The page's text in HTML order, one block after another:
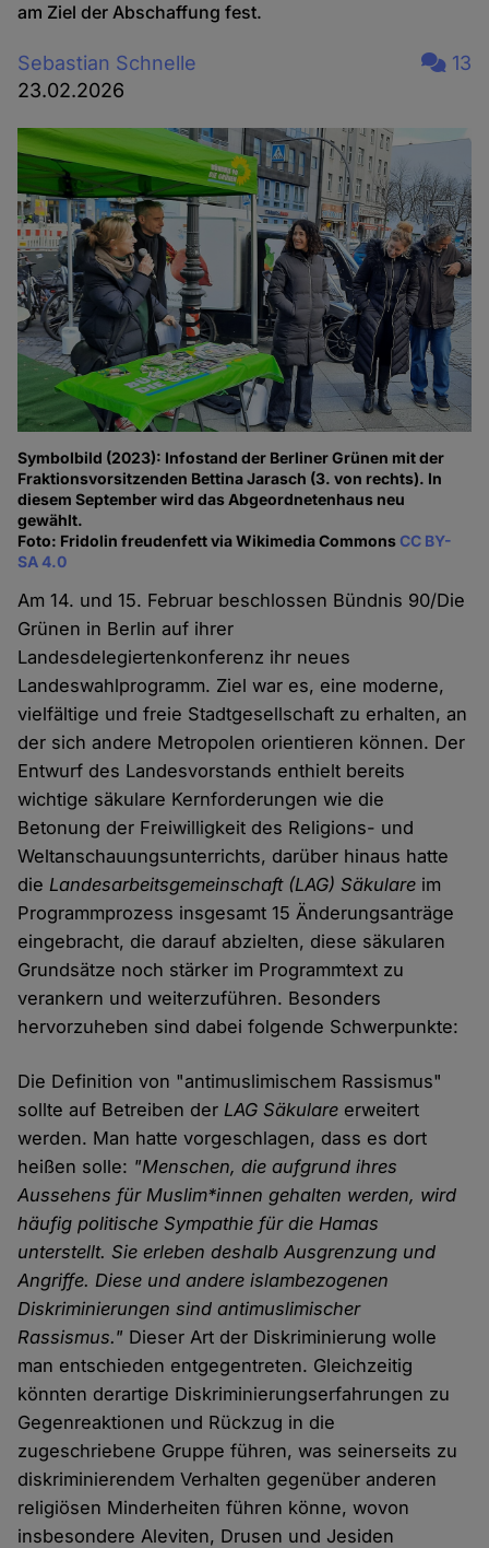
am Ziel der Abschaffung fest.
Sebastian Schnelle
23.02.2026
13
Symbolbild (2023): Infostand der Berliner Grünen mit der
Fraktionsvorsitzenden Bettina Jarasch (3. von rechts). In
diesem September wird das Abgeordnetenhaus neu
gewählt.
Foto: Fridolin freudenfett via Wikimedia CommonsCC BY-
SA 4.0
Am 14. und 15. Februar beschlossen Bündnis 90/Die
Grünen in Berlin auf ihrer
Landesdelegiertenkonferenz ihr neues
Landeswahlprogramm. Ziel war es, eine moderne,
vielfältige und freie Stadtgesellschaft zu erhalten, an
der sich andere Metropolen orientieren können. Der
Entwurf des Landesvorstands enthielt bereits
wichtige säkulare Kernforderungen wie die
Betonung der Freiwilligkeit des Religions- und
Weltanschauungsunterrichts, darüber hinaus hatte
die Landesarbeitsgemeinschaft (LAG) Säkulare im
Programmprozess insgesamt 15 Änderungsanträge
eingebracht, die darauf abzielten, diese säkularen
Grundsätze noch stärker im Programmtext zu
verankern und weiterzuführen. Besonders
hervorzuheben sind dabei folgende Schwerpunkte:
Die Definition von "antimuslimischem Rassismus"
sollte auf Betreiben der LAG Säkulare erweitert
werden. Man hatte vorgeschlagen, dass es dort
heißen solle: "Menschen, die aufgrund ihres
Aussehens für Muslim*innen gehalten werden, wird
häufig politische Sympathie für die Hamas
unterstellt. Sie erleben deshalb Ausgrenzung und
Angriffe. Diese und andere islambezogenen
Diskriminierungen sind antimuslimischer
Rassismus." Dieser Art der Diskriminierung wolle
man entschieden entgegentreten. Gleichzeitig
könnten derartige Diskriminierungserfahrungen zu
Gegenreaktionen und Rückzug in die
zugeschriebene Gruppe führen, was seinerseits zu
diskriminierendem Verhalten gegenüber anderen
religiösen Minderheiten führen könne, wovon
insbesondere Aleviten, Drusen und Jesiden